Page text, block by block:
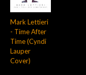
Mark Lettieri
- Time After
Time (Cyndi
Lauper
Cover)